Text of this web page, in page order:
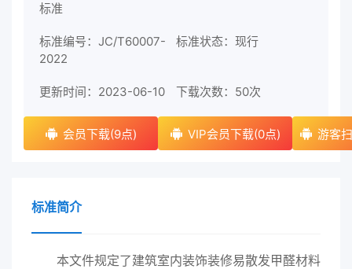
标准
标准编号：JC/T60007-
2022
标准状态：现行
更新时间：2023-06-10 下载次数： 50次
会员下载(9点) VIP会员下载(0点) 游客
标准简介
本文件规定了建筑室内装饰装修易散发甲醛材料